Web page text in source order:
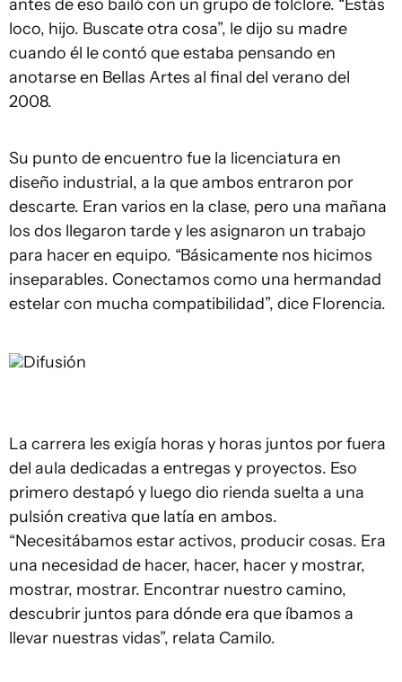
antes de eso bailó con un grupo de folclore. “Estás
loco, hijo. Buscate otra cosa”, le dijo su madre
cuando él le contó que estaba pensando en
anotarse en Bellas Artes al final del verano del
2008.
Su punto de encuentro fue la licenciatura en
diseño industrial, a la que ambos entraron por
descarte. Eran varios en la clase, pero una mañana
los dos llegaron tarde y les asignaron un trabajo
para hacer en equipo. “Básicamente nos hicimos
inseparables. Conectamos como una hermandad
estelar con mucha compatibilidad”, dice Florencia.
Difusión
La carrera les exigía horas y horas juntos por fuera
del aula dedicadas a entregas y proyectos. Eso
primero destapó y luego dio rienda suelta a una
pulsión creativa que latía en ambos.
“Necesitábamos estar activos, producir cosas. Era
una necesidad de hacer, hacer, hacer y mostrar,
mostrar, mostrar. Encontrar nuestro camino,
descubrir juntos para dónde era que íbamos a
llevar nuestras vidas”, relata Camilo.